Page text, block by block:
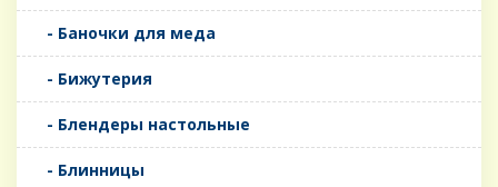
- Баночки для меда
- Бижутерия
- Блендеры настольные
- Блинницы